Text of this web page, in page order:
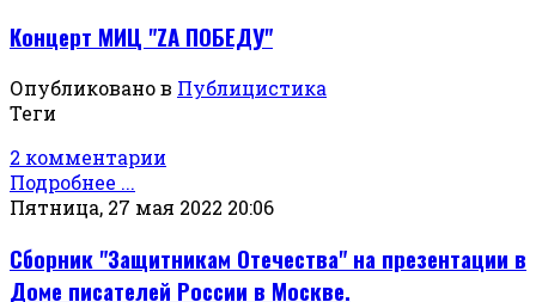
Концерт МИЦ "ZА ПОБЕДУ"
Опубликовано в Публицистика
Теги
2 комментарии
Подробнее ...
Пятница, 27 мая 2022 20:06
Сборник "Защитникам Отечества" на презентации в
Доме писателей России в Москве.